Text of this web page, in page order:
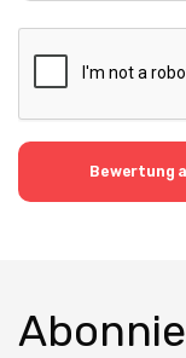
Bewertung